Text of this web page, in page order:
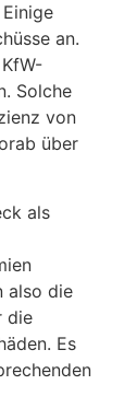
an.
Solche
von
über
als
also die
die
Es